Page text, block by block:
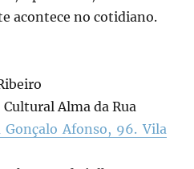
acontece no cotidiano.
Alma da Rua
Gonçalo Afonso, 96. Vila